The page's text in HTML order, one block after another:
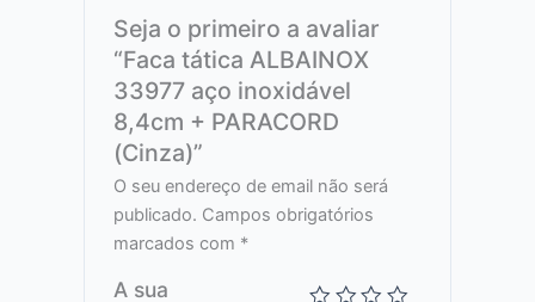
Seja o primeiro a avaliar
“Faca tática ALBAINOX
33977 aço inoxidável
8,4cm + PARACORD
(Cinza)”
O seu endereço de email não será
publicado. Campos obrigatórios
marcados com *
A sua